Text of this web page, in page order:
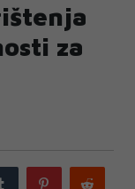
za
Tumblr Pinterest